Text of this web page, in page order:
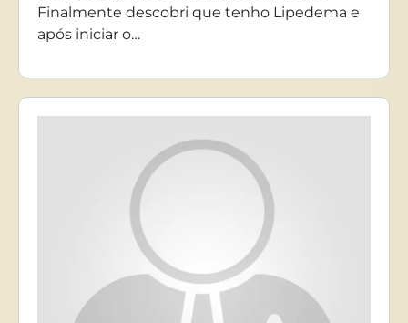
Finalmente descobri que tenho Lipedema e
após iniciar o…